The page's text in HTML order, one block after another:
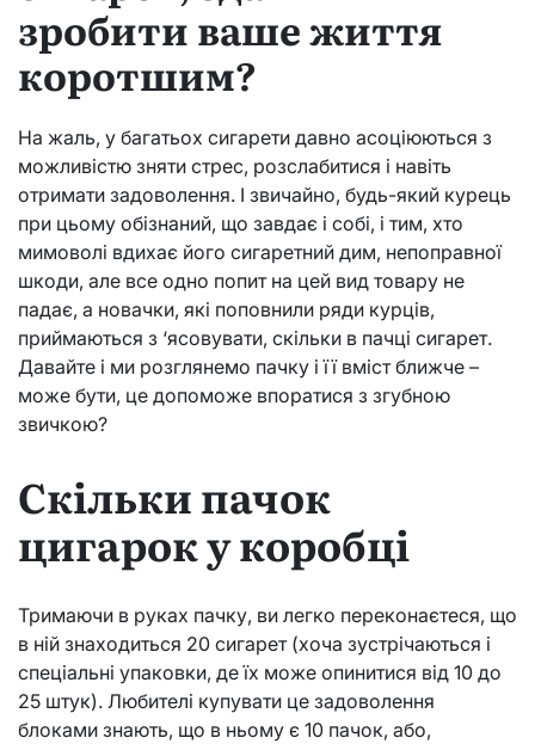
зробити ваше життя
коротшим?
На жаль, у багатьох сигарети давно асоціюються з
можливістю зняти стрес, розслабитися і навіть
отримати задоволення. І звичайно, будь-який курець
при цьому обізнаний, що завдає і собі, і тим, хто
мимоволі вдихає його сигаретний дим, непоправної
шкоди, але все одно попит на цей вид товару не
падає, а новачки, які поповнили ряди курців,
приймаються з ‘ясовувати, скільки в пачці сигарет.
Давайте і ми розглянемо пачку і її вміст ближче –
може бути, це допоможе впоратися з згубною
звичкою?
Скільки пачок
цигарок у коробці
Тримаючи в руках пачку, ви легко переконаєтеся, що
в ній знаходиться 20 сигарет (хоча зустрічаються і
спеціальні упаковки, де їх може опинитися від 10 до
25 штук). Любителі купувати це задоволення
блоками знають, що в ньому є 10 пачок, або,